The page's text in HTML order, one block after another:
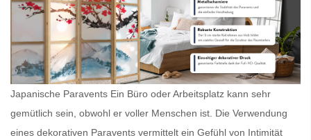
Japanische Paravents Ein Büro oder Arbeitsplatz kann sehr
gemütlich sein, obwohl er voller Menschen ist. Die Verwendung
eines dekorativen Paravents vermittelt ein Gefühl von Intimität